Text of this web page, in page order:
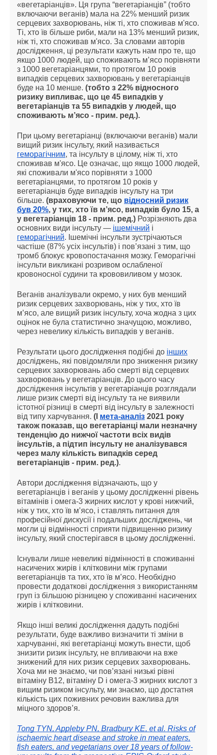
«вегетаріанців». Ця група “вегетаріанців” (тобто
включаючи веганів) мала на 22% менший ризик
серцевих захворювань, ніж ті, хто споживав м'ясо.
Ті, хто їв більше риби, мали на 13% менший ризик,
ніж ті, хто споживав м'ясо. За словами авторів
дослідження, ці результати кажуть нам про те, що
якщо 1000 людей, що споживають м’ясо порівняти
з 1000 вегетаріанцями, то протягом 10 років
випадків серцевих захворювань у вегетаріанців
буде на 10 менше. (тобто з 22% відносного
ризику випливає, що це 45 випадків у
вегетаріанців та 55 випадків у людей, що
споживають м’ясо - прим. ред.).
При цьому вегетаріанці (включаючи веганів) мали
вищий ризик інсульту, який називається
геморагічним, та інсульту в цілому, ніж ті, хто
споживав м'ясо. Це означає, що якщо 1000 людей,
які споживали м'ясо порівняти з 1000
вегетаріанцями, то протягом 10 років у
вегетаріанців буде випадків інсульту на три
більше. (враховуючи те, що відносний ризик
був 20%, у тих, хто їв м’ясо, випадків було 15, а
у вегетаріанців 18 - прим. ред.) Розрізняють два
основних види інсульту — ішемічний і
геморагічний. Ішемічні інсульти зустрічаються
частіше (87% усіх інсультів) і пов’язані з тим, що
тромб блокує кровопостачання мозку. Геморагічні
інсульти викликані розривом ослабленої
кровоносної судини та крововиливом у мозок.
Веганів аналізували окремо, у них був менший
ризик серцевих захворювань, ніж у тих, хто їв
м’ясо, але вищий ризик інсульту, хоча жодна з цих
оцінок не була статистично значущою, можливо,
через невелику кількість випадків у веганів.
Результати цього дослідження подібні до інших
досліджень, які повідомляли про зниження ризику
серцевих захворювань або смерті від серцевих
захворювань у вегетаріанців. До цього часу
дослідження інсультів у вегетаріанців розглядали
лише ризик смерті від інсульту та не виявили
істотної різниці в смерті від інсульту в залежності
від типу харчування. (І мета-аналіз 2021 року
також показав, що вегетаріанці мали незначну
тенденцію до нижчої частоти всіх видів
інсультів, а підтип інсульту не аналізувався
через малу кількість випадків серед
вегетаріанців - прим. ред.).
Автори дослідження відзначають, що у
вегетаріанців і веганів у цьому дослідженні рівень
вітамінів і омега-3 жирних кислот у крові нижчий,
ніж у тих, хто їв м’ясо, і ставлять питання для
професійної дискусії і подальших досліджень, чи
могли ці відмінності сприяти підвищенню ризику
інсульту, який спостерігався в цьому дослідженні.
Існували лише невеликі відмінності в споживанні
насичених жирів і клітковини між групами
вегетаріанців та тих, хто їв м’ясо. Необхідно
провести додаткові дослідження з використанням
груп із більшою різницею у споживанні насичених
жирів і клітковини.
Якщо інші великі дослідження дадуть подібні
результати, буде важливо визначити ті зміни в
харчуванні, які вегетаріанці можуть внести, щоб
знизити ризик інсульту, не впливаючи на вже
знижений для них ризик серцевих захворювань.
Хоча ми не знаємо, чи пов’язані низькі рівні
вітаміну B12, вітаміну D і омега-3 жирних кислот з
вищим ризиком інсульту, ми знаємо, що достатня
кількість цих поживних речовин важлива для
міцного здоров’я.
Tong TYN, Appleby PN, Bradbury KE, et al. Risks of
ischaemic heart disease and stroke in meat eaters,
fish eaters, and vegetarians over 18 years of follow-